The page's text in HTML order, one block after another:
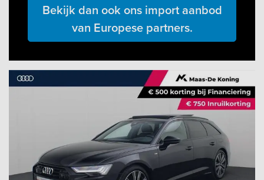
Bekijk dan ook ons import aanbod
van Europese partners.